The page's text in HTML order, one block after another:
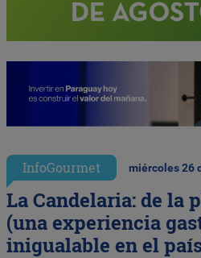
InfoGourmet miércoles 26
La Candelaria: de la
(una experiencia
inigualable en el